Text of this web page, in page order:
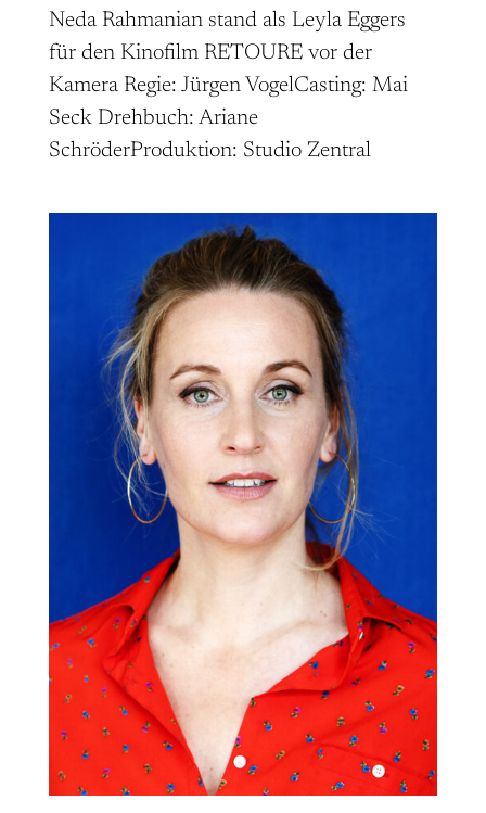
Neda Rahmanian stand als Leyla Eggers
für den Kinofilm RETOURE vor der
Kamera Regie: Jürgen VogelCasting: Mai
Seck Drehbuch: Ariane
SchröderProduktion: Studio Zentral